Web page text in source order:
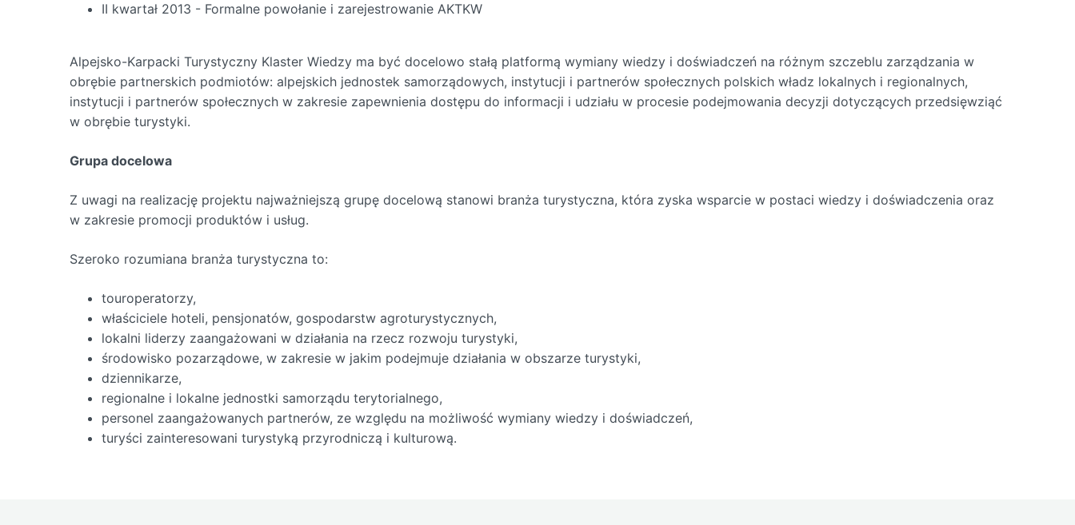
II kwartał 2013 - Formalne powołanie i zarejestrowanie AKTKW
Alpejsko-Karpacki Turystyczny Klaster Wiedzy ma być docelowo stałą platformą wymiany wiedzy i doświadczeń na różnym szczeblu zarządzania w
obrębie partnerskich podmiotów: alpejskich jednostek samorządowych, instytucji i partnerów społecznych polskich władz lokalnych i regionalnych,
instytucji i partnerów społecznych w zakresie zapewnienia dostępu do informacji i udziału w procesie podejmowania decyzji dotyczących przedsięwziąć
w obrębie turystyki.
Grupa docelowa
Z uwagi na realizację projektu najważniejszą grupę docelową stanowi branża turystyczna, która zyska wsparcie w postaci wiedzy i doświadczenia oraz
w zakresie promocji produktów i usług.
Szeroko rozumiana branża turystyczna to:
touroperatorzy,
właściciele hoteli, pensjonatów, gospodarstw agroturystycznych,
lokalni liderzy zaangażowani w działania na rzecz rozwoju turystyki,
środowisko pozarządowe, w zakresie w jakim podejmuje działania w obszarze turystyki,
dziennikarze,
regionalne i lokalne jednostki samorządu terytorialnego,
personel zaangażowanych partnerów, ze względu na możliwość wymiany wiedzy i doświadczeń,
turyści zainteresowani turystyką przyrodniczą i kulturową.